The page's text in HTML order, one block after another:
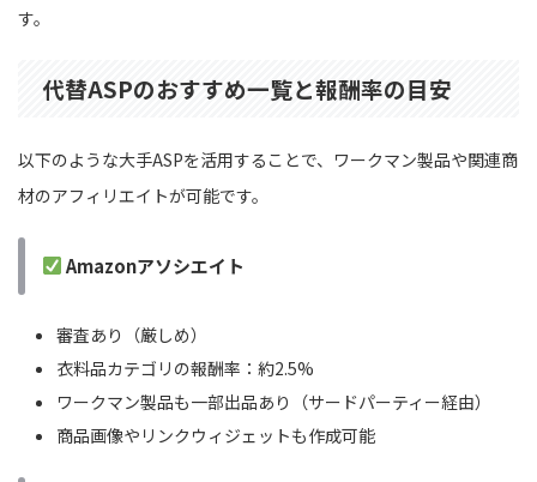
す。
代替ASPのおすすめ一覧と報酬率の目安
以下のような大手ASPを活用することで、ワークマン製品や関連商
材のアフィリエイトが可能です。
Amazonアソシエイト
審査あり（厳しめ）
衣料品カテゴリの報酬率：約2.5%
ワークマン製品も一部出品あり（サードパーティー経由）
商品画像やリンクウィジェットも作成可能